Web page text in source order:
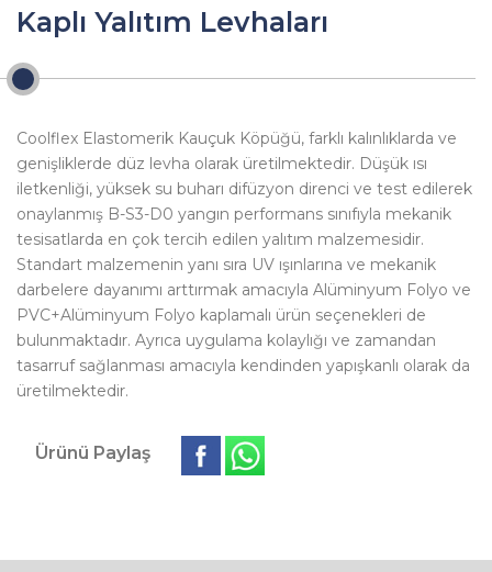
Kaplı Yalıtım Levhaları
Coolflex Elastomerik Kauçuk Köpüğü, farklı kalınlıklarda ve
genişliklerde düz levha olarak üretilmektedir. Düşük ısı
iletkenliği, yüksek su buharı difüzyon direnci ve test edilerek
onaylanmış B-S3-D0 yangın performans sınıfıyla mekanik
tesisatlarda en çok tercih edilen yalıtım malzemesidir.
Standart malzemenin yanı sıra UV ışınlarına ve mekanik
darbelere dayanımı arttırmak amacıyla Alüminyum Folyo ve
PVC+Alüminyum Folyo kaplamalı ürün seçenekleri de
bulunmaktadır. Ayrıca uygulama kolaylığı ve zamandan
tasarruf sağlanması amacıyla kendinden yapışkanlı olarak da
üretilmektedir.
Ürünü Paylaş